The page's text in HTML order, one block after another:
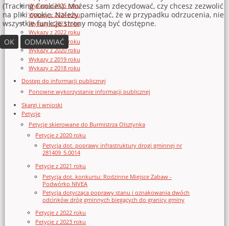
Wykazy z 2025 roku
Wykazy z 2024 roku
Wykazy z 2023 roku
Wykazy z 2022 roku
Wykazy z 2021 roku
Wykazy z 2020 roku
Wykazy z 2019 roku
Wykazy z 2018 roku
Dostęp do informacji publicznej
Ponowne wykorzystanie informacji publicznej
Skargi i wnioski
Petycje
Petycje skierowane do Burmistrza Olsztynka
Petycje z 2020 roku
Petycja dot. poprawy infrastruktury drogi gminnej nr
281409_5.0014
Petycje z 2021 roku
Petycja dot. konkursu: Rodzinne Miejsce Zabaw -
Podwórko NIVEA
Petycja dotycząca poprawy stanu i oznakowania dwóch
odcinków dróg gminnych biegących do granicy gminy
Petycje z 2022 roku
Petycje z 2023 roku
(Tracking Cookies). Możesz sam zdecydować, czy chcesz zezwolić
na pliki cookie. Należy pamiętać, że w przypadku odrzucenia, nie
wszystkie funkcje strony mogą być dostępne.
OK
ODMAWIAĆ